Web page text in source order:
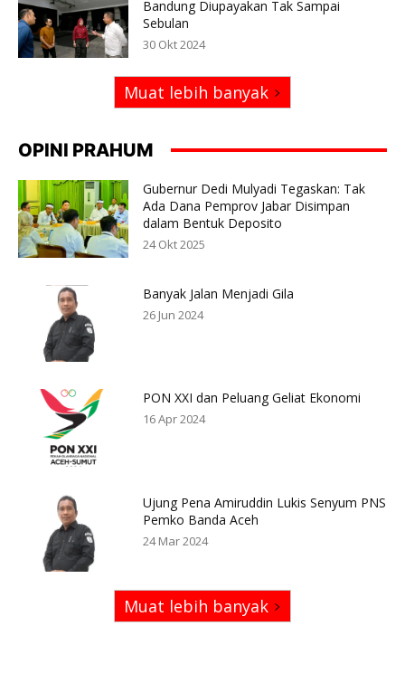
Bandung Diupayakan Tak Sampai
Sebulan
30 Okt 2024
Muat lebih banyak
OPINI PRAHUM
Gubernur Dedi Mulyadi Tegaskan: Tak
Ada Dana Pemprov Jabar Disimpan
dalam Bentuk Deposito
24 Okt 2025
Banyak Jalan Menjadi Gila
26 Jun 2024
PON XXI dan Peluang Geliat Ekonomi
16 Apr 2024
Ujung Pena Amiruddin Lukis Senyum PNS
Pemko Banda Aceh
24 Mar 2024
Muat lebih banyak